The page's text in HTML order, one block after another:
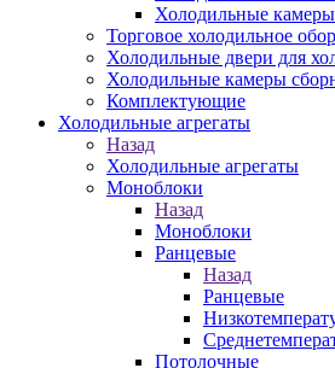
Холодильные
Торговое холодильное
Холодильные двери для
Холодильные камеры
Комплектующие
Холодильные агрегаты
Назад
Холодильные агрегаты
Моноблоки
Назад
Моноблоки
Ранцевые
Назад
Ранцевые
Потолочные